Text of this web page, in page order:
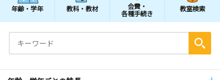
年齢・学年 教科・教材 会費・
各種手続き
教室検索